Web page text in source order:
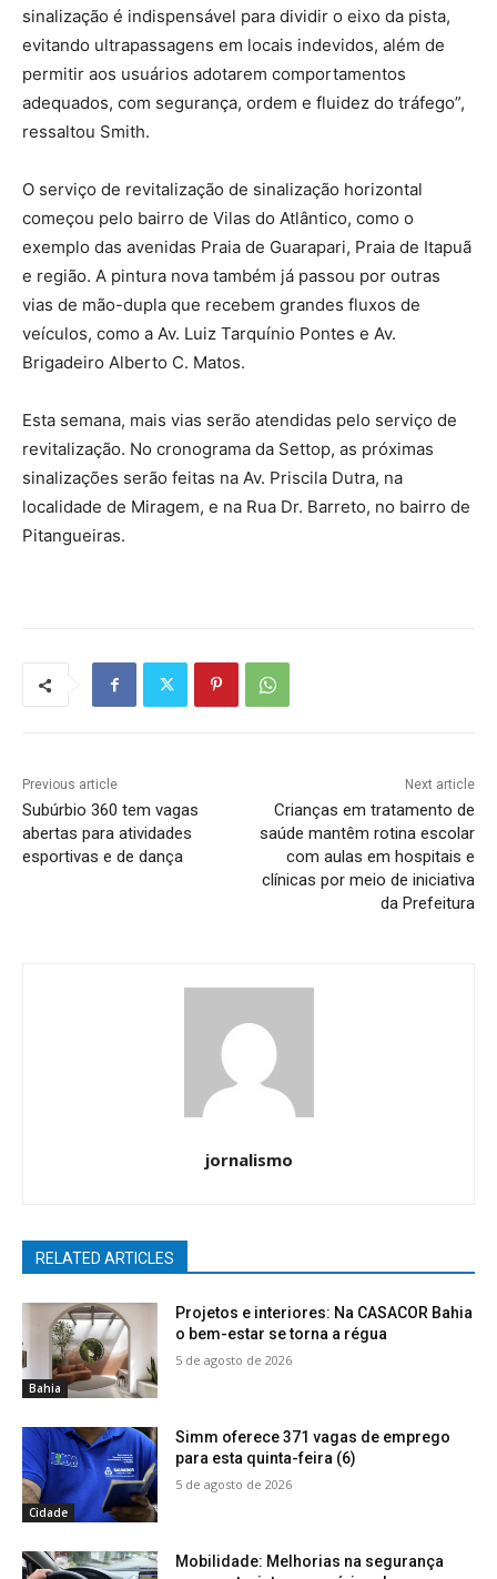
sinalização é indispensável para dividir o eixo da pista,
evitando ultrapassagens em locais indevidos, além de
permitir aos usuários adotarem comportamentos
adequados, com segurança, ordem e fluidez do tráfego”,
ressaltou Smith.
O serviço de revitalização de sinalização horizontal
começou pelo bairro de Vilas do Atlântico, como o
exemplo das avenidas Praia de Guarapari, Praia de Itapuã
e região. A pintura nova também já passou por outras
vias de mão-dupla que recebem grandes fluxos de
veículos, como a Av. Luiz Tarquínio Pontes e Av.
Brigadeiro Alberto C. Matos.
Esta semana, mais vias serão atendidas pelo serviço de
revitalização. No cronograma da Settop, as próximas
sinalizações serão feitas na Av. Priscila Dutra, na
localidade de Miragem, e na Rua Dr. Barreto, no bairro de
Pitangueiras.
Previous article
Subúrbio 360 tem vagas
abertas para atividades
esportivas e de dança
Next article
Crianças em tratamento de
saúde mantêm rotina escolar
com aulas em hospitais e
clínicas por meio de iniciativa
da Prefeitura
jornalismo
RELATED ARTICLES
Bahia
Projetos e interiores: Na CASACOR Bahia
o bem-estar se torna a régua
5 de agosto de 2026
Cidade
Simm oferece 371 vagas de emprego
para esta quinta-feira (6)
5 de agosto de 2026
Mobilidade: Melhorias na segurança